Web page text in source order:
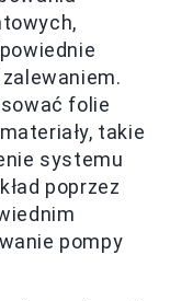
folie
takie
systemu
poprzez
pompy